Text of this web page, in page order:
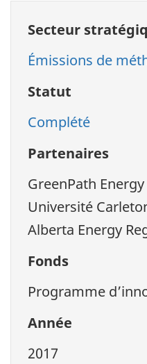
Secteur
Émissions de
Statut
Complété
Partenaires
GreenPath
Université
Alberta Energy
Fonds
Programme
Année
2017